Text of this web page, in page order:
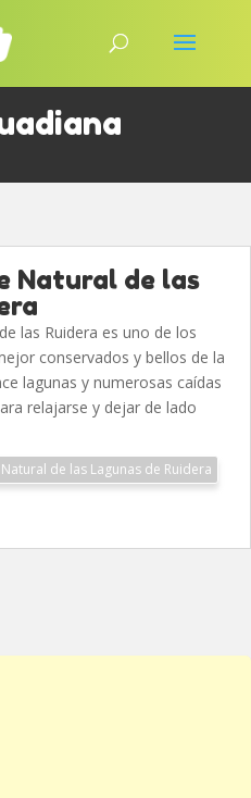
Natural de las
las Ruidera es uno de los
conservados y bellos de la
lagunas y numerosas caídas
relajarse y dejar de lado
de las Lagunas de Ruidera